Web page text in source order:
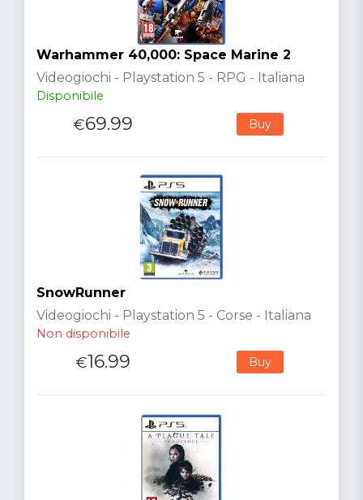
Warhammer 40,000: Space Marine 2
Videogiochi - Playstation 5 - RPG - Italiana
Disponibile
€69.99 Buy
SnowRunner
Videogiochi - Playstation 5 - Corse - Italiana
Non disponibile
€16.99 Buy